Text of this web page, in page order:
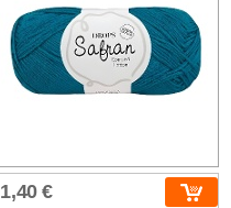
1,40 €